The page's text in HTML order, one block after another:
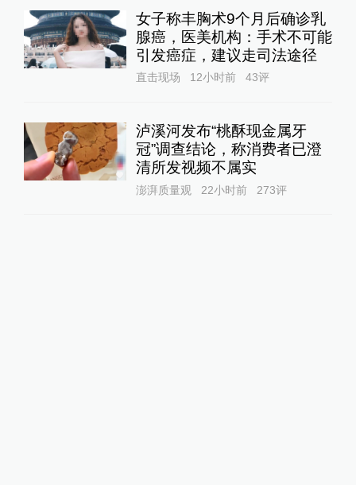
女子称丰胸术9个月后确诊乳
腺癌，医美机构：手术不可能
引发癌症，建议走司法途径
直击现场 12小时前 43评
泸溪河发布“桃酥现金属牙
冠”调查结论，称消费者已澄
清所发视频不属实
澎湃质量观 22小时前 273评